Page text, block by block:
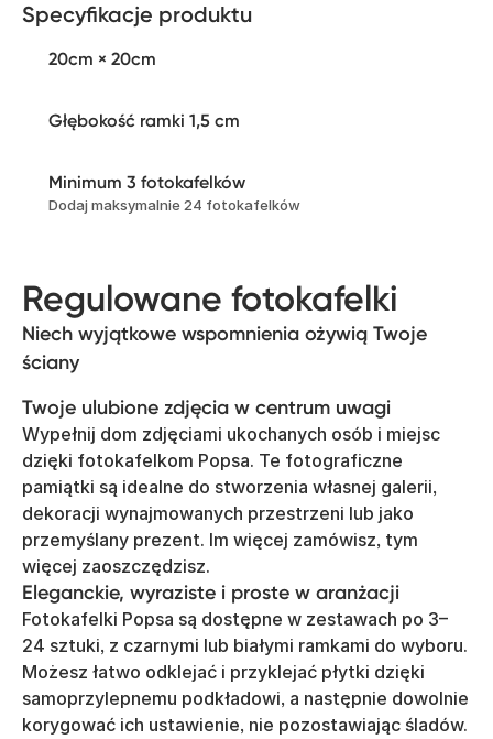
Specyfikacje produktu
20cm × 20cm
Głębokość ramki 1,5 cm
Minimum 3 fotokafelków
Dodaj maksymalnie 24 fotokafelków
Regulowane fotokafelki
Niech wyjątkowe wspomnienia ożywią Twoje
ściany
Twoje ulubione zdjęcia w centrum uwagi
Wypełnij dom zdjęciami ukochanych osób i miejsc
dzięki fotokafelkom Popsa. Te fotograficzne
pamiątki są idealne do stworzenia własnej galerii,
dekoracji wynajmowanych przestrzeni lub jako
przemyślany prezent. Im więcej zamówisz, tym
więcej zaoszczędzisz.
Eleganckie, wyraziste i proste w aranżacji
Fotokafelki Popsa są dostępne w zestawach po 3–
24 sztuki, z czarnymi lub białymi ramkami do wyboru.
Możesz łatwo odklejać i przyklejać płytki dzięki
samoprzylepnemu podkładowi, a następnie dowolnie
korygować ich ustawienie, nie pozostawiając śladów.